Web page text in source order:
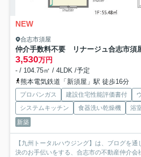
NEW
合志市須屋
3,530万円
- / 104.75㎡ / 4LDK /予定
熊本電気鉄道「新須屋」駅 徒歩16分
プロパンガス 建設住宅性能評価書付
システムキッチン
食器洗い乾燥機
浴
新築
【九州トータルハウジング】は、ブログを